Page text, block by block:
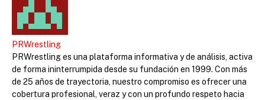
PRWrestling
PRWrestling es una plataforma informativa y de análisis, activa
de forma ininterrumpida desde su fundación en 1999. Con más
de 25 años de trayectoria, nuestro compromiso es ofrecer una
cobertura profesional, veraz y con un profundo respeto hacia